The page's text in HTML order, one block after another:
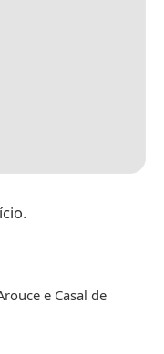
e Casal de